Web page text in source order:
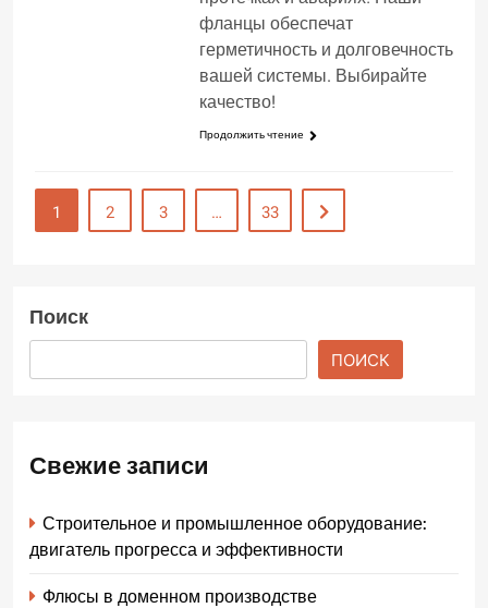
фланцы обеспечат
герметичность и долговечность
вашей системы. Выбирайте
качество!
Продолжить чтение
1 2 3 … 33
Поиск
ПОИСК
Свежие записи
Строительное и промышленное оборудование:
двигатель прогресса и эффективности
Флюсы в доменном производстве